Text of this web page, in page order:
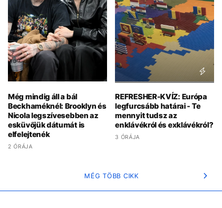
Még mindig áll a bál
Beckhaméknél: Brooklyn és
Nicola legszívesebben az
esküvőjük dátumát is
elfelejtenék
2 ÓRÁJA
REFRESHER-KVÍZ: Európa
legfurcsább határai - Te
mennyit tudsz az
enklávékról és exklávékról?
3 ÓRÁJA
MÉG TÖBB CIKK